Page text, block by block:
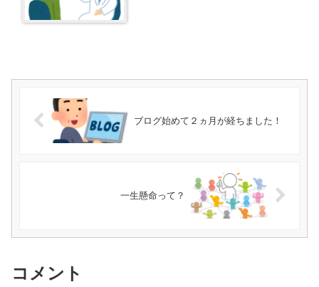
ブログ始めて２ヵ月が経ちました！
一生懸命って？
コメント